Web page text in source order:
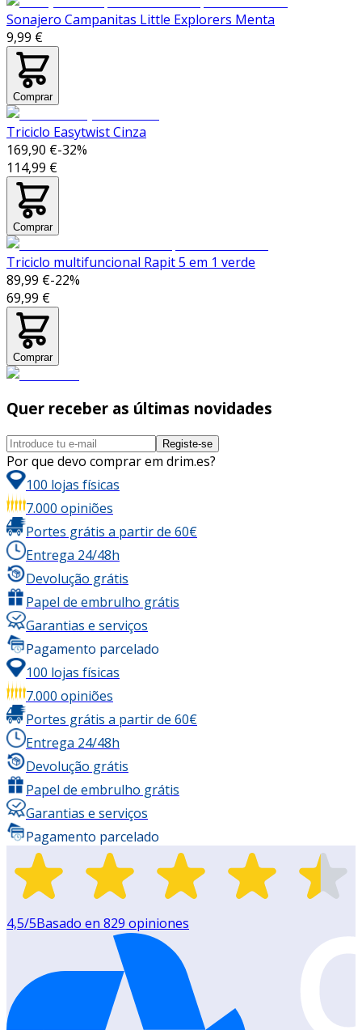
Sonajero Campanitas Little Explorers Menta
9,99 €
Comprar
Triciclo Easytwist Cinza
169,90 €-32%
114,99 €
Comprar
Triciclo multifuncional Rapit 5 em 1 verde
89,99 €-22%
69,99 €
Comprar
Quer receber as últimas novidades
Registe-se
Por que devo comprar em drim.es?
100 lojas físicas
7.000 opiniões
Portes grátis a partir de 60€
Entrega 24/48h
Devolução grátis
Papel de embrulho grátis
Garantias e serviços
Pagamento parcelado
100 lojas físicas
7.000 opiniões
Portes grátis a partir de 60€
Entrega 24/48h
Devolução grátis
Papel de embrulho grátis
Garantias e serviços
Pagamento parcelado
4,5/5Basado en 829 opiniones